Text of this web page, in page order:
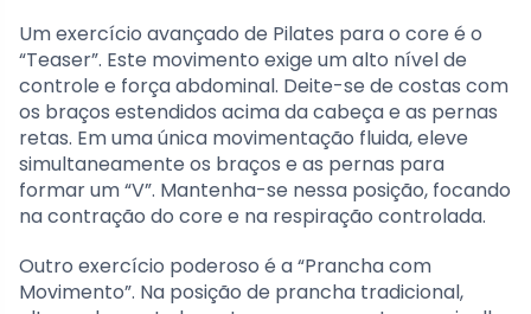
Um exercício avançado de Pilates para o core é o
“Teaser”. Este movimento exige um alto nível de
controle e força abdominal. Deite-se de costas com
os braços estendidos acima da cabeça e as pernas
retas. Em uma única movimentação fluida, eleve
simultaneamente os braços e as pernas para
formar um “V”. Mantenha-se nessa posição, focando
na contração do core e na respiração controlada.
Outro exercício poderoso é a “Prancha com
Movimento”. Na posição de prancha tradicional,